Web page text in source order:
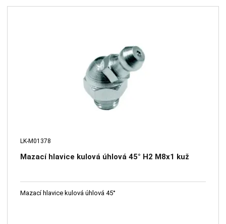
LK-M01378
Mazací hlavice kulová úhlová 45° H2 M8x1 kuž
Mazací hlavice kulová úhlová 45°